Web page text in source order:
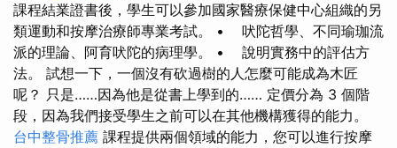
課程結業證書後，學生可以參加國家醫療保健中心組織的另
類運動和按摩治療師專業考試。 • 吠陀哲學、不同瑜珈流
派的理論、阿育吠陀的病理學。 • 說明實務中的評估方
法。 試想一下，一個沒有砍過樹的人怎麼可能成為木匠
呢？ 只是……因為他是從書上學到的…… 定價分為 3 個階
段，因為我們接受學生之前可以在其他機構獲得的能力。
台中整骨推薦 課程提供兩個領域的能力，您可以進行按摩